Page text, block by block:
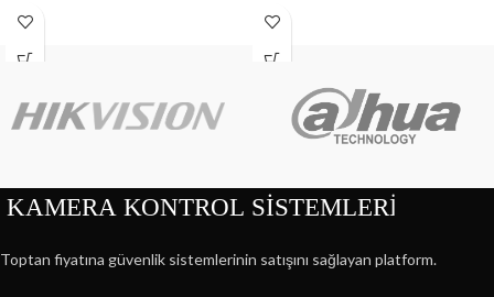
BLC/3D DNR/ROI, IR range: Up to 30m,
3-Axis adjustment, IP67
DNR/ROI, 30m Gece görüş mesafesi,
Toptan fiyatına güvenlik sistemlerinin satışını sağlayan platform.